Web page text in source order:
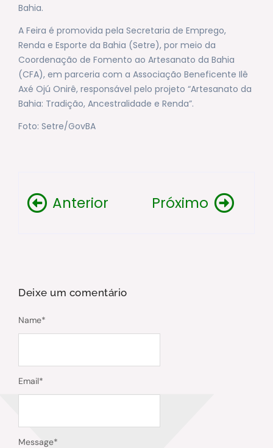
Bahia.
A Feira é promovida pela Secretaria de Emprego,
Renda e Esporte da Bahia (Setre), por meio da
Coordenação de Fomento ao Artesanato da Bahia
(CFA), em parceria com a Associação Beneficente Ilê
Axé Ojú Onirê, responsável pelo projeto “Artesanato da
Bahia: Tradição, Ancestralidade e Renda”.
Foto: Setre/GovBA
Anterior Próximo
Deixe um comentário
Message*
Name*
Email*